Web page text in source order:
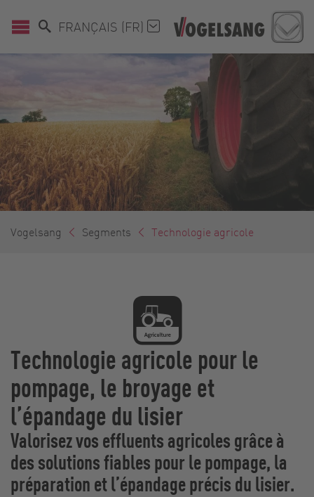
FRANÇAIS (FR)
Vogelsang Segments Technologie agricole
Technologie agricole pour le
pompage, le broyage et
l’épandage du lisier
Valorisez vos effluents agricoles grâce à
des solutions fiables pour le pompage, la
préparation et l’épandage précis du lisier.